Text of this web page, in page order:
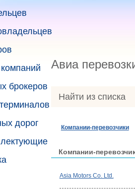
брокеров
дорог
Авиа
Найти из списка
Компании-перевозчики
Компании-
Asia Motors Co. Ltd.